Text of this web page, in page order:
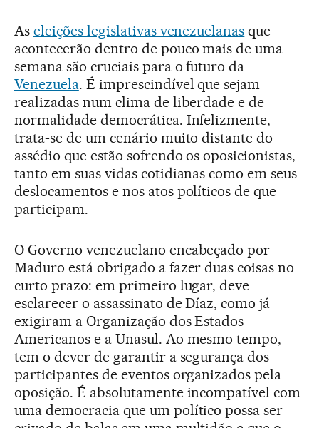
As eleições legislativas venezuelanas que
acontecerão dentro de pouco mais de uma
semana são cruciais para o futuro da
Venezuela. É imprescindível que sejam
realizadas num clima de liberdade e de
normalidade democrática. Infelizmente,
trata-se de um cenário muito distante do
assédio que estão sofrendo os oposicionistas,
tanto em suas vidas cotidianas como em seus
deslocamentos e nos atos políticos de que
participam.
O Governo venezuelano encabeçado por
Maduro está obrigado a fazer duas coisas no
curto prazo: em primeiro lugar, deve
esclarecer o assassinato de Díaz, como já
exigiram a Organização dos Estados
Americanos e a Unasul. Ao mesmo tempo,
tem o dever de garantir a segurança dos
participantes de eventos organizados pela
oposição. É absolutamente incompatível com
uma democracia que um político possa ser